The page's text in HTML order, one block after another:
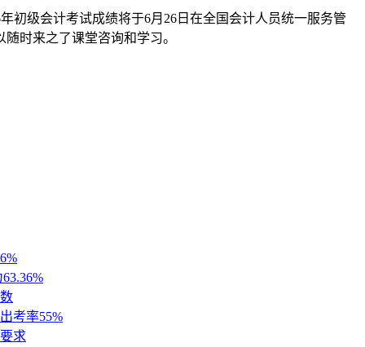
初级会计考试成绩将于6月26日在全国会计人员统一服务管
随时来之了课堂咨询和学习。